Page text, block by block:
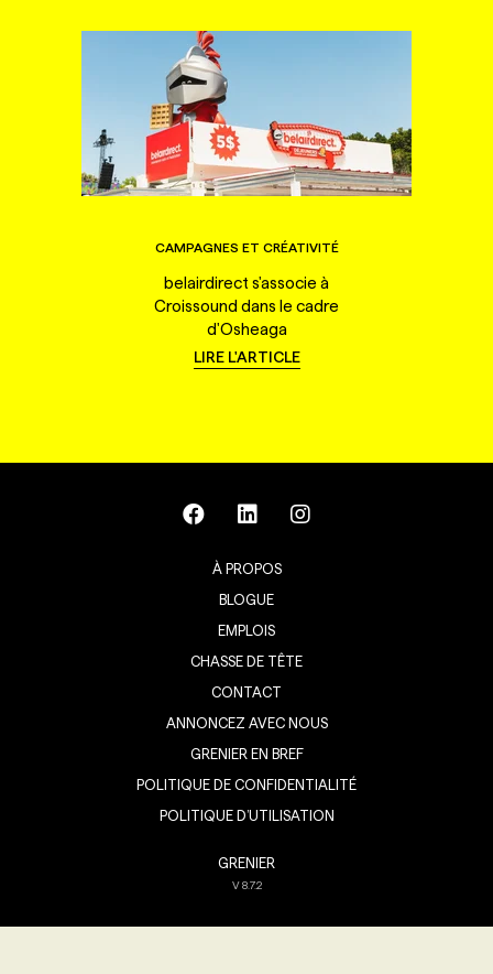
CAMPAGNES ET CRÉATIVITÉ
belairdirect s'associe à
Croissound dans le cadre
d'Osheaga
LIRE L'ARTICLE
À PROPOS
BLOGUE
EMPLOIS
CHASSE DE TÊTE
CONTACT
ANNONCEZ AVEC NOUS
GRENIER EN BREF
POLITIQUE DE CONFIDENTIALITÉ
POLITIQUE D’UTILISATION
GRENIER
V8.7.2